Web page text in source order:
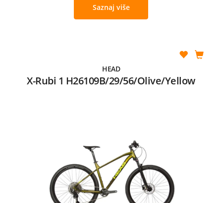
Saznaj više
HEAD
X-Rubi 1 H26109B/29/56/Olive/Yellow